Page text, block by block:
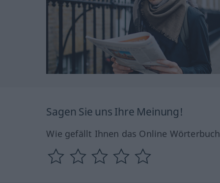
Sagen Sie uns Ihre Meinung!
Wie gefällt Ihnen das Online